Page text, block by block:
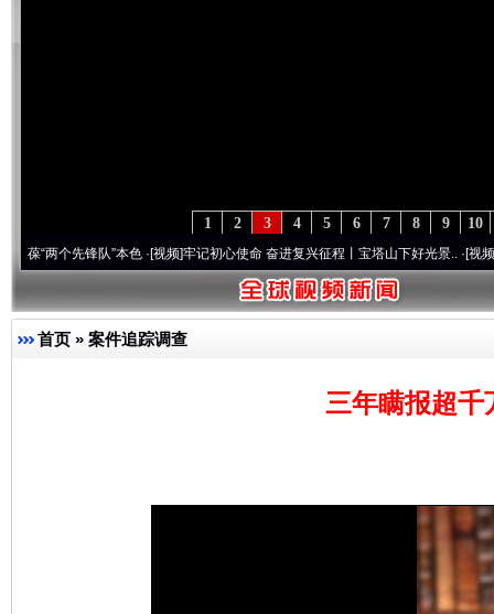
10
9
8
7
6
5
4
3
2
1
先锋队”本色·[视频]牢记初心使命 奋进复兴征程丨宝塔山下好光景..·[视频]因党而
首页 » 案件追踪调查
三年瞒报超千